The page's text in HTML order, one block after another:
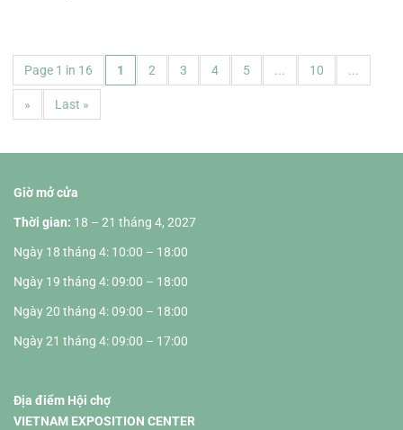
Page 1 in 16 1 2 3 4 5 ... 10 ...
» Last »
Giờ mở cửa
Thời gian: 18 – 21 tháng 4, 2027
Ngày 18 tháng 4: 10:00 – 18:00
Ngày 19 tháng 4: 09:00 – 18:00
Ngày 20 tháng 4: 09:00 – 18:00
Ngày 21 tháng 4: 09:00 – 17:00
Địa điểm Hội chợ
VIETNAM EXPOSITION CENTER